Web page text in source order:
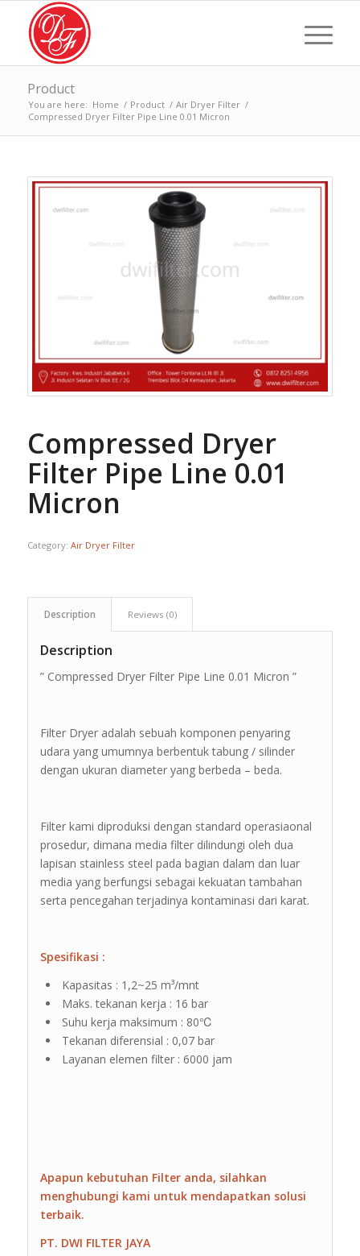
Product
You are here: Home / Product / Air Dryer Filter /
Compressed Dryer Filter Pipe Line 0.01 Micron
Compressed Dryer
Filter Pipe Line 0.01
Micron
Category: Air Dryer Filter
Description Reviews (0)
Description
” Compressed Dryer Filter Pipe Line 0.01 Micron ”
Filter Dryer adalah sebuah komponen penyaring
udara yang umumnya berbentuk tabung / silinder
dengan ukuran diameter yang berbeda – beda.
Filter kami diproduksi dengan standard operasiaonal
prosedur, dimana media filter dilindungi oleh dua
lapisan stainless steel pada bagian dalam dan luar
media yang berfungsi sebagai kekuatan tambahan
serta pencegahan terjadinya kontaminasi dari karat.
Spesifikasi :
Kapasitas : 1,2~25 m³/mnt
Maks. tekanan kerja : 16 bar
Suhu kerja maksimum : 80℃
Tekanan diferensial : 0,07 bar
Layanan elemen filter : 6000 jam
Apapun kebutuhan Filter anda, silahkan
menghubungi kami untuk mendapatkan solusi
terbaik.
PT. DWI FILTER JAYA